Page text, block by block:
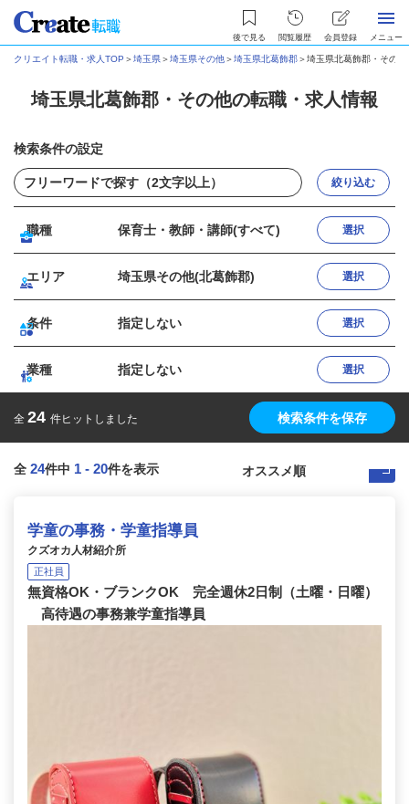
後で見る 閲覧履歴 会員登録 メニュー
クリエイト転職・求人TOP ＞埼玉県＞埼玉県その他＞埼玉県北葛飾郡＞埼玉県北葛飾郡・その
埼玉県北葛飾郡・その他の転職・求人情報
検索条件の設定
絞り込む
職種 保育士・教師・講師(すべて) 選択
エリア 埼玉県その他(北葛飾郡) 選択
条件 指定しない 選択
業種 指定しない 選択
全 24 件ヒットしました 検索条件を保存
全 24件中 1 - 20件を表示
学童の事務・学童指導員
クズオカ人材紹介所
正社員
無資格OK・ブランクOK 完全週休2日制（土曜・日曜）
高待遇の事務兼学童指導員